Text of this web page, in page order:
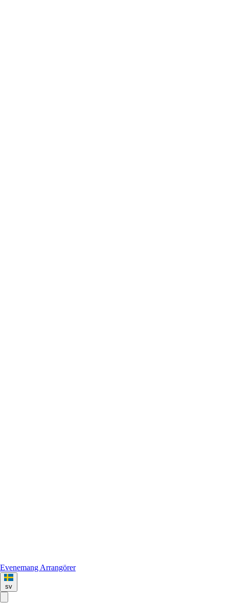
Evenemang Arrangörer
sv